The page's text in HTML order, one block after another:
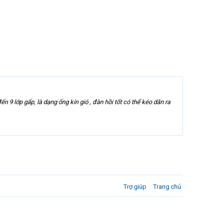
9 lớp gấp, là dạng ống kín gió , đàn hồi tốt có thể kéo dãn ra
Trợ giúp Trang chủ